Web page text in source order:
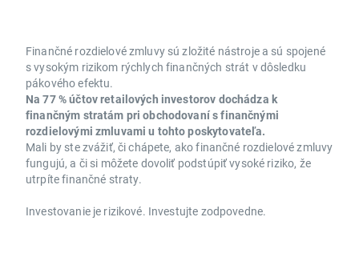
Finančné rozdielové zmluvy sú zložité nástroje a sú spojené
s vysokým rizikom rýchlych finančných strát v dôsledku
pákového efektu.
Na 77 % účtov retailových investorov dochádza k
finančným stratám pri obchodovaní s finančnými
rozdielovými zmluvami u tohto poskytovateľa.
Mali by ste zvážiť, či chápete, ako finančné rozdielové zmluvy
fungujú, a či si môžete dovoliť podstúpiť vysoké riziko, že
utrpíte finančné straty.
Investovanie je rizikové. Investujte zodpovedne.